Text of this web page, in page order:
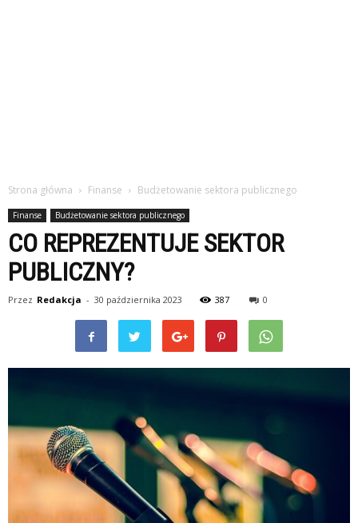
Strona główna Finanse Budżetowanie sektora publicznego
Finanse Budżetowanie sektora publicznego
CO REPREZENTUJE SEKTOR
PUBLICZNY?
Przez Redakcja - 30 października 2023 387 0